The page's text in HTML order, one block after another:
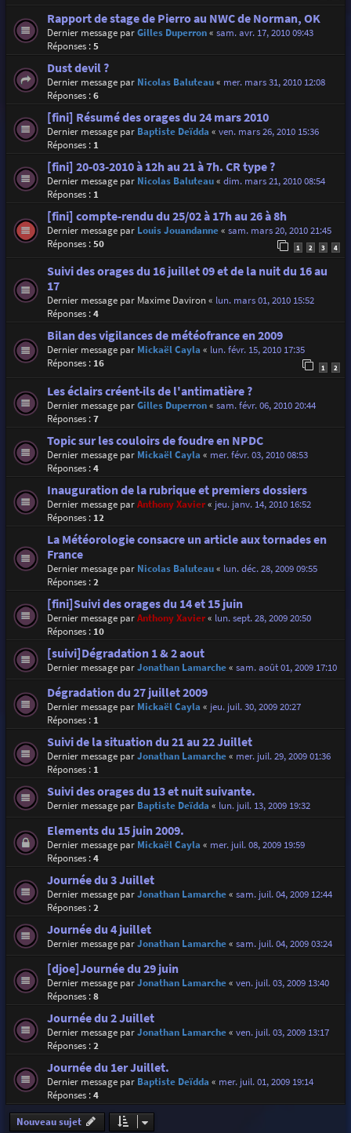
Rapport de stage de Pierro au NWC de Norman, OK
Dernier message parGilles Duperron« sam. avr. 17, 2010 09:43
Réponses :5
Dust devil ?
Dernier message par Nicolas Baluteau« mer. mars 31, 2010 12:08
Réponses :6
[fini] Résumé des orages du 24 mars 2010
Dernier message par Baptiste Deïdda « ven. mars 26, 2010 15:36
Réponses : 1
[fini] 20-03-2010 à 12h au 21 à 7h. CR type ?
Dernier message par Nicolas Baluteau« dim. mars 21, 2010 08:54
Réponses : 1
[fini] compte-rendu du 25/02 à 17h au 26 à 8h
Dernier message par Louis Jouandanne« sam. mars 20, 2010 21:45
Réponses :50 1 2 3 4
Suivi des orages du 16 juillet 09 et de la nuit du 16 au
17
Dernier message par Maxime Daviron« lun. mars 01, 2010 15:52
Réponses :4
Bilan des vigilances de météofrance en 2009
Dernier message par Mickaël Cayla « lun. févr. 15, 2010 17:35
Réponses : 16 1 2
Les éclairs créent-ils de l'antimatière ?
Dernier message parGilles Duperron« sam. févr. 06, 2010 20:44
Réponses :7
Topic sur les couloirs de foudre en NPDC
Dernier message par Mickaël Cayla « mer. févr. 03, 2010 08:53
Réponses :4
Inauguration de la rubrique et premiers dossiers
Dernier message parAnthony Xavier« jeu. janv. 14, 2010 16:52
Réponses : 12
La Météorologie consacre un article aux tornades en
France
Dernier message par Nicolas Baluteau« lun. déc. 28, 2009 09:55
Réponses :2
[fini]Suivi des orages du 14 et 15 juin
Dernier message parAnthony Xavier« lun. sept. 28, 2009 20:50
Réponses : 10
[suivi]Dégradation 1 & 2 aout
Dernier message parJonathan Lamarche« sam. août 01, 2009 17:10
Dégradation du 27 juillet 2009
Dernier message par Mickaël Cayla « jeu. juil. 30, 2009 20:27
Réponses : 1
Suivi de la situation du 21 au 22 Juillet
Dernier message parJonathan Lamarche« mer. juil. 29, 2009 01:36
Réponses : 1
Suivi des orages du 13 et nuit suivante.
Dernier message par Baptiste Deïdda « lun. juil. 13, 2009 19:32
Elements du 15 juin 2009.
Dernier message par Mickaël Cayla « mer. juil. 08, 2009 19:59
Réponses :4
Journée du 3 Juillet
Dernier message parJonathan Lamarche« sam. juil. 04, 2009 12:44
Réponses :2
Journée du 4 juillet
Dernier message parJonathan Lamarche« sam. juil. 04, 2009 03:24
[djoe]Journée du 29 juin
Dernier message parJonathan Lamarche« ven. juil. 03, 2009 13:40
Réponses :8
Journée du 2 Juillet
Dernier message parJonathan Lamarche« ven. juil. 03, 2009 13:17
Réponses :2
Journée du 1er Juillet.
Dernier message par Baptiste Deïdda « mer. juil. 01, 2009 19:14
Réponses :4
Nouveau sujet